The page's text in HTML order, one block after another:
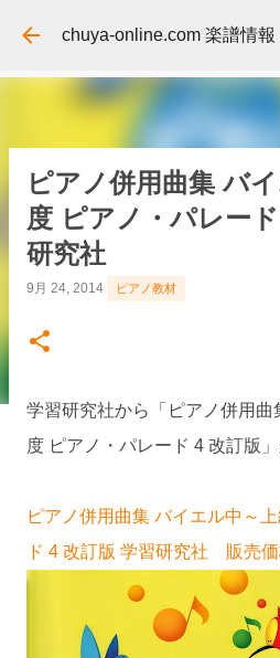
スキップしてメイン コ
chuya-online.com 楽譜情報
ピアノ併用曲集 バ
度 ピアノ・パレー
研究社
9月 24, 2014 ピアノ教材
学習研究社から「ピアノ併用曲
度 ピアノ・パレード 4 改訂版
ピアノ併用曲集 バイエル中～
ド 4 改訂版 学習研究社 販売価